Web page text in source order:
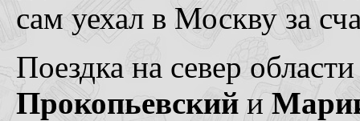
сам уехал в Москву за
Поездка на север
Прокопьевский и